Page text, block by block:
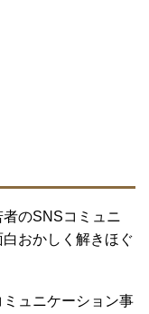
のSNSコミュニ
おかしく解きほぐ
ュニケーション事